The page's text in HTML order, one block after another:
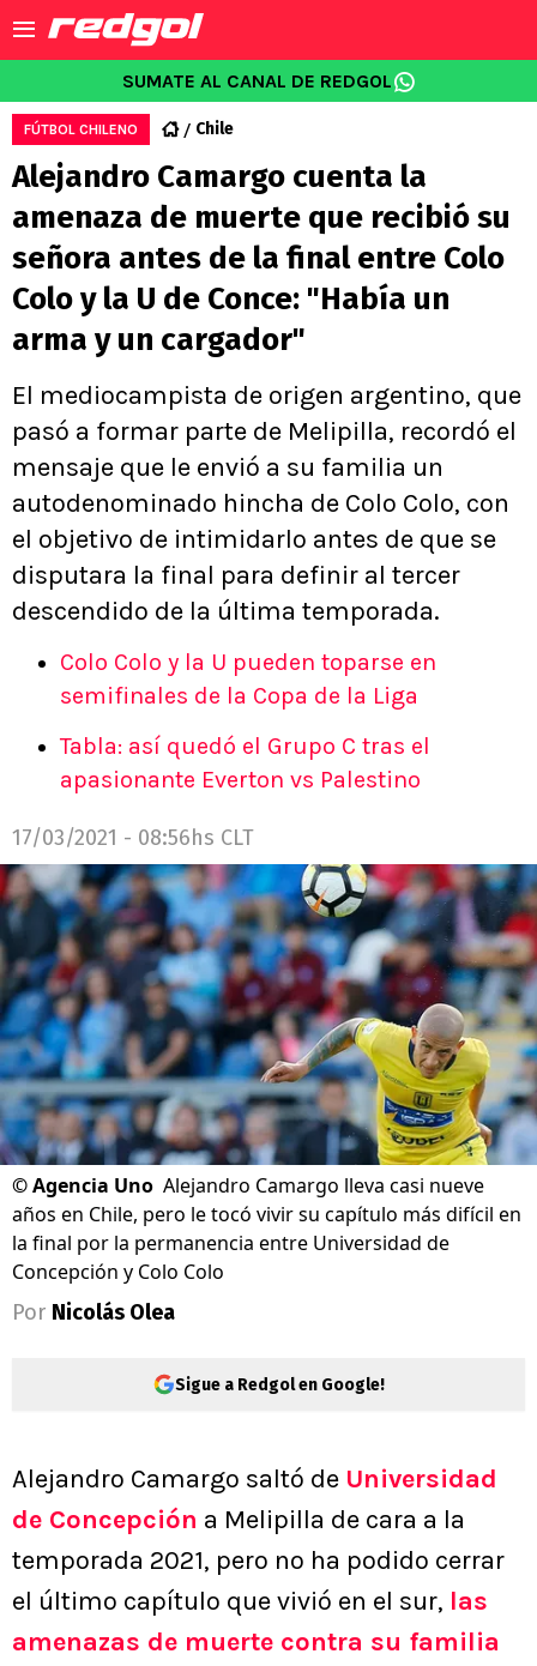
SUMATE AL CANAL DE REDGOL
FÚTBOL CHILENO Chile
Alejandro Camargo cuenta la
amenaza de muerte que recibió su
señora antes de la final entre Colo
Colo y la U de Conce: "Había un
arma y un cargador"
El mediocampista de origen argentino, que
pasó a formar parte de Melipilla, recordó el
mensaje que le envió a su familia un
autodenominado hincha de Colo Colo, con
el objetivo de intimidarlo antes de que se
disputara la final para definir al tercer
descendido de la última temporada.
Colo Colo y la U pueden toparse en
semifinales de la Copa de la Liga
Tabla: así quedó el Grupo C tras el
apasionante Everton vs Palestino
17/03/2021 - 08:56hs CLT
©Agencia Uno Alejandro Camargo lleva casi nueve
años en Chile, pero le tocó vivir su capítulo más difícil en
la final por la permanencia entre Universidad de
Concepción y Colo Colo
Por Nicolás Olea
Sigue a Redgol en Google!
Alejandro Camargo saltó de Universidad
de Concepción a Melipilla de cara a la
temporada 2021, pero no ha podido cerrar
el último capítulo que vivió en el sur, las
amenazas de muerte contra su familia